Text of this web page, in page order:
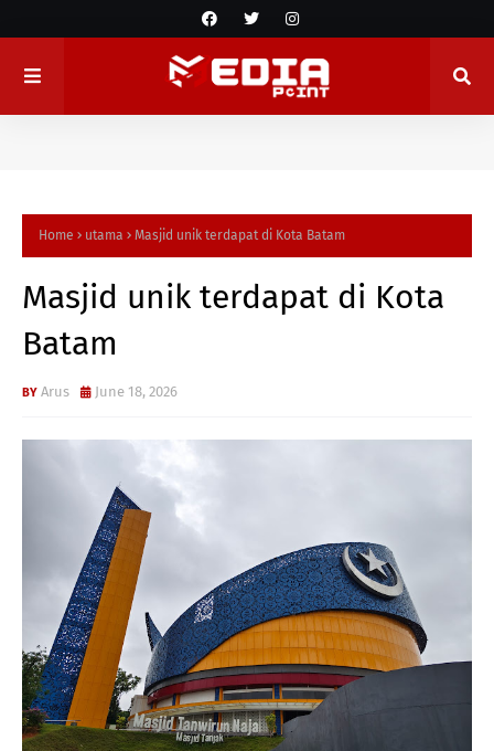
Home utama Masjid unik terdapat di Kota Batam
Masjid unik terdapat di Kota
Batam
Arus June 18, 2026